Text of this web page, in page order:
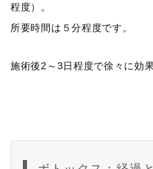
程度）。
所要時間は５分程度です。
施術後2～3日程度で徐々に効